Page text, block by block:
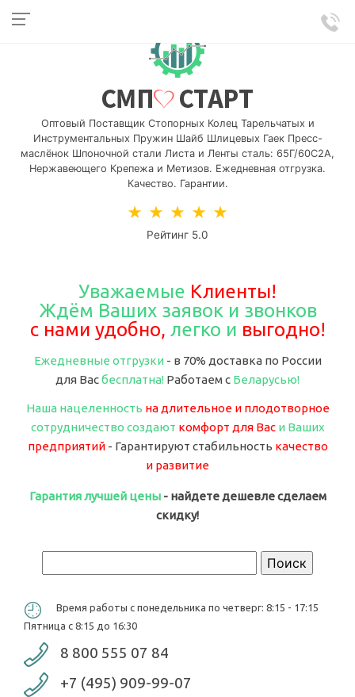
Оптовый Поставщик Стопорных Колец Тарельчатых и
Инструментальных Пружин Шайб Шлицевых Гаек Пресс-
маслёнок Шпоночной стали Листа и Ленты сталь: 65Г/60С2А,
Нержавеющего Крепежа и Метизов. Ежедневная отгрузка.
Качество. Гарантии.
★ ★ ★ ★ ★
Рейтинг 5.0
Уважаемые Клиенты!
Ждём Ваших заявок и звонков
с нами удобно, легко и выгодно!
Ежедневные отгрузки- в 70% доставка по России
для Васбесплатна! Работаем с Беларусью!
Наша нацеленность на длительное и плодотворное
сотрудничество создают комфорт для Вас и Ваших
предприятий- Гарантируют стабильность качество
и развитие
Гарантия лучшей цены- найдете дешевле сделаем
скидку!
Время работы с понедельника по четверг: 8:15 - 17:15
Пятница с 8:15 до 16:30
8 800 555 07 84
+7 (495) 909-99-07